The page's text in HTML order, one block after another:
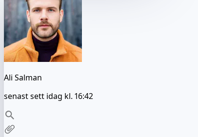
Ali Salman
senast sett idag kl. 16:42